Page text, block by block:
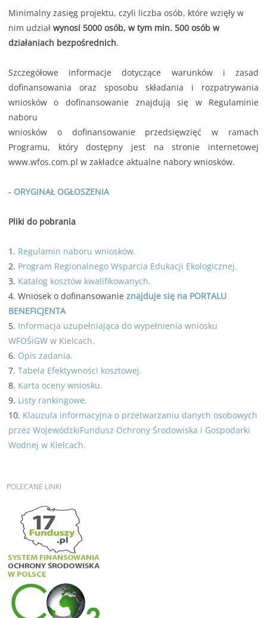
Minimalny zasięg projektu, czyli liczba osób, które wzięły w
nim udział wynosi 5000 osób, w tym min. 500 osób w
działaniach bezpośrednich.
Szczegółowe informacje dotyczące warunków i zasad
dofinansowania oraz sposobu składania i rozpatrywania
wniosków o dofinansowanie znajdują się w Regulaminie
naboru
wniosków o dofinansowanie przedsięwzięć w ramach
Programu, który dostępny jest na stronie internetowej
www.wfos.com.pl w zakładce aktualne nabory wniosków.
- ORYGINAŁ OGŁOSZENIA
Pliki do pobrania
1. Regulamin naboru wniosków.
2. Program Regionalnego Wsparcia Edukacji Ekologicznej.
3. Katalog kosztów kwalifikowanych.
4. Wniosek o dofinansowanie znajduje się na PORTALU
BENEFICJENTA
5. Informacja uzupełniająca do wypełnienia wniosku
WFOŚiGW w Kielcach.
6. Opis zadania.
7. Tabela Efektywności kosztowej.
8. Karta oceny wniosku.
9. Listy rankingowe.
10. Klauzula informacyjna o przetwarzaniu danych osobowych
przez WojewódzkiFundusz Ochrony Środowiska i Gospodarki
Wodnej w Kielcach.
POLECANE LINKI